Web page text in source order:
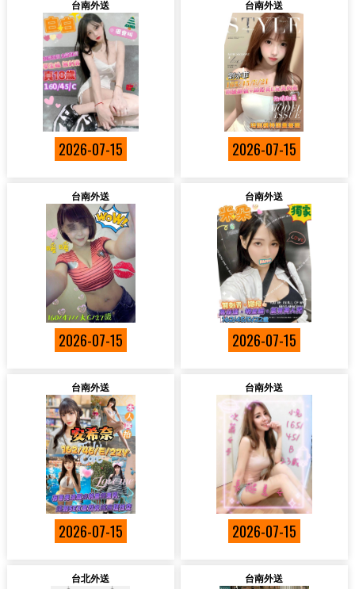
台南外送
2026-07-15
台南外送
2026-07-15
台南外送
2026-07-15
台南外送
2026-07-15
台南外送
2026-07-15
台南外送
2026-07-15
台北外送 台南外送